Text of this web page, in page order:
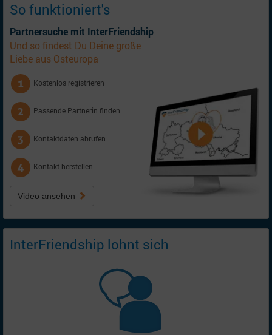
So funktioniert's
Partnersuche mit InterFriendship
Und so findest Du Deine große
Liebe aus Osteuropa
Kostenlos registrieren
Passende Partnerin finden
Kontaktdaten abrufen
Kontakt herstellen
Video ansehen
InterFriendship lohnt sich